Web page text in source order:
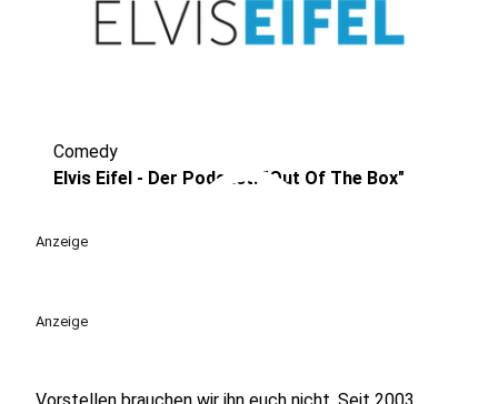
play_circle
Comedy
Elvis Eifel - Der Podcast: "Out Of The Box"
Anzeige
Anzeige
Vorstellen brauchen wir ihn euch nicht. Seit 2003